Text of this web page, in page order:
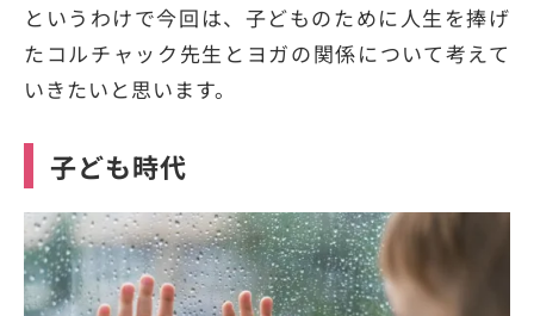
というわけで今回は、子どものために人生を捧げ
たコルチャック先生とヨガの関係について考えて
いきたいと思います。
子ども時代